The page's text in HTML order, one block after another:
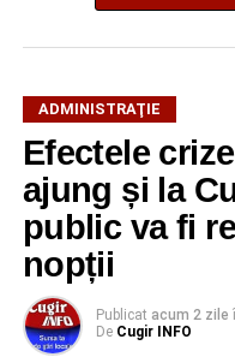
ADMINISTRAŢIE
Efectele
ajung și la
public va fi
nopții
Publicat acum 2 zile
De Cugir INFO